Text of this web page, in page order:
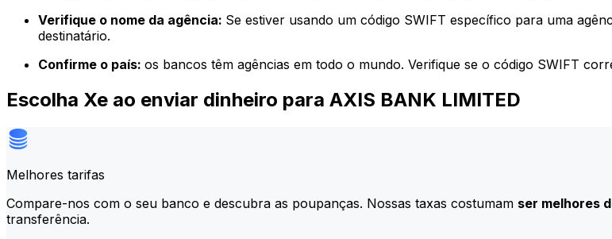
Verifique o nome da agência: Se estiver usando um código SWIFT específico para uma
destinatário.
Confirme o país: os bancos têm agências em todo o mundo. Verifique se o código SWIFT
Escolha Xe ao enviar dinheiro para AXIS BANK LIMITED
Melhores tarifas
Compare-nos com o seu banco e descubra as poupanças. Nossas taxas costumam ser melhores
transferência.